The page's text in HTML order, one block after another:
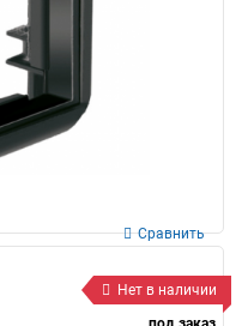
Сравнить
Нет в наличии